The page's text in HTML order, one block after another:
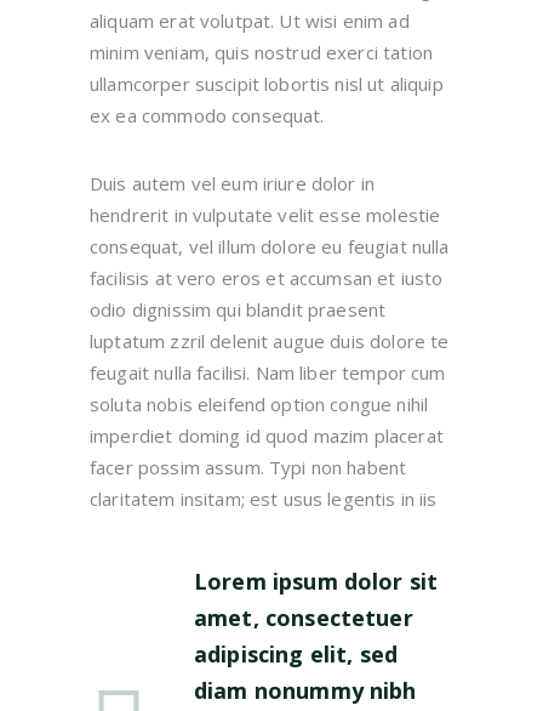
aliquam erat volutpat. Ut wisi enim ad
minim veniam, quis nostrud exerci tation
ullamcorper suscipit lobortis nisl ut aliquip
ex ea commodo consequat.
Duis autem vel eum iriure dolor in
hendrerit in vulputate velit esse molestie
consequat, vel illum dolore eu feugiat nulla
facilisis at vero eros et accumsan et iusto
odio dignissim qui blandit praesent
luptatum zzril delenit augue duis dolore te
feugait nulla facilisi. Nam liber tempor cum
soluta nobis eleifend option congue nihil
imperdiet doming id quod mazim placerat
facer possim assum. Typi non habent
claritatem insitam; est usus legentis in iis
Lorem ipsum dolor sit
amet, consectetuer
adipiscing elit, sed
diam nonummy nibh